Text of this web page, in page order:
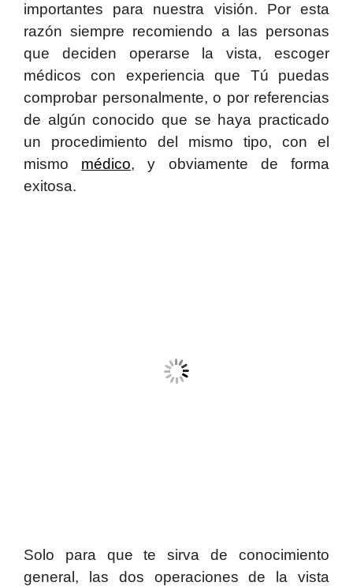
importantes para nuestra visión. Por esta
razón siempre recomiendo a las personas
que deciden operarse la vista, escoger
médicos con experiencia que Tú puedas
comprobar personalmente, o por referencias
de algún conocido que se haya practicado
un procedimiento del mismo tipo, con el
mismo médico, y obviamente de forma
exitosa.
Solo para que te sirva de conocimiento
general, las dos operaciones de la vista